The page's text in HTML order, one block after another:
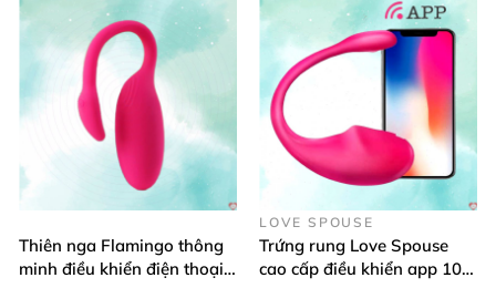
Trứng rung mini có 120 kiểu rung Pink Rotor
Pink Rotor có thiết kếkhá đơn giản
gồm có trứng rungđược kết nối dâyvới 1 chiếc điều
Thiên nga Flamingo thông
minh điều khiển điện thoại
LOVE SPOUSE
Trứng rung Love Spouse
cao cấp điều khiển app 10